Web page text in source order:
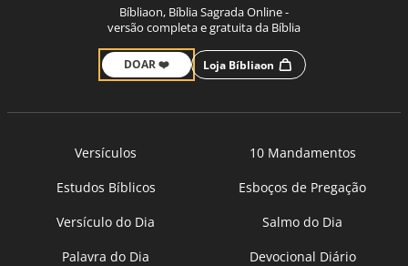
Bíbliaon, Bíblia Sagrada Online -
versão completa e gratuita da Bíblia
DOAR ❤️ Loja Bíbliaon
Versículos
10 Mandamentos
Estudos Bíblicos
Esboços de Pregação
Versículo do Dia
Salmo do Dia
Palavra do Dia
Devocional Diário